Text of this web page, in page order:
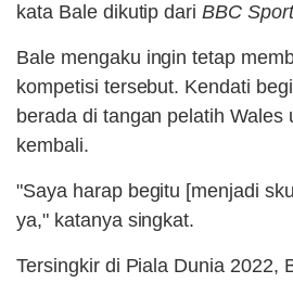
kata Bale dikutip dariBBC Sport
Bale mengaku ingin tetap
kompetisi tersebut. Kendati
berada di tangan pelatih Wales
kembali.
"Saya harap begitu [menjadi
ya," katanya singkat.
Tersingkir di Piala Dunia 2022,